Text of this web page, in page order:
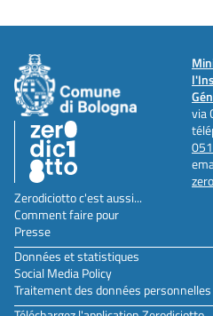
via
Zerodiciotto c'est aussi...
Comment faire pour
Presse
Données et statistiques
Social Media Policy
Traitement des données personnelles